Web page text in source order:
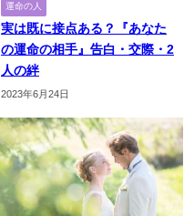
運命の人
実は既に接点ある？『あなた
の運命の相手』告白・交際・2
人の絆
2023年6月24日